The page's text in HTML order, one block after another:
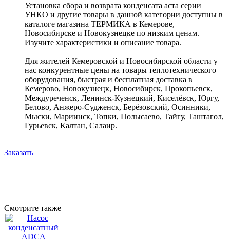
Установка сбора и возврата конденсата аста серии
УНКО и другие товары в данной категории доступны в
каталоге магазина ТЕРМИКА в Кемерове,
Новосибирске и Новокузнецке по низким ценам.
Изучите характеристики и описание товара.
Для жителей Кемеровской и Новосибирской области у
нас конкурентные цены на товары теплотехнического
оборудования, быстрая и бесплатная доставка в
Кемерово, Новокузнецк, Новосибирск, Прокопьевск,
Междуреченск, Ленинск-Кузнецкий, Киселёвск, Юргу,
Белово, Анжеро-Судженск, Берёзовский, Осинники,
Мыски, Мариинск, Топки, Полысаево, Тайгу, Таштагол,
Гурьевск, Калтан, Салаир.
Заказать
Смотрите также